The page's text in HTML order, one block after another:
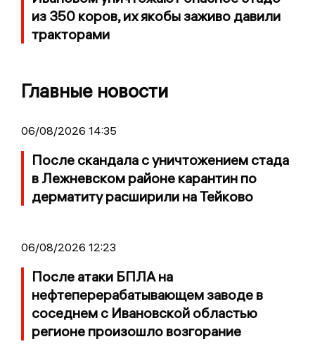
из 350 коров, их якобы заживо давили
тракторами
Главные новости
06/08/2026 14:35
После скандала с уничтожением стада
в Лежневском районе карантин по
дерматиту расширили на Тейково
06/08/2026 12:23
После атаки БПЛА на
нефтеперерабатывающем заводе в
соседнем с Ивановской областью
регионе произошло возгорание